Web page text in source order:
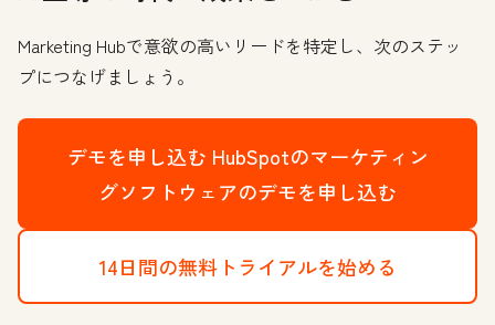
Marketing Hubで意欲の高いリードを特定し、次のステッ
プにつなげましょう。
デモを申し込む HubSpotのマーケティン
グソフトウェアのデモを申し込む
14日間の無料トライアルを始める